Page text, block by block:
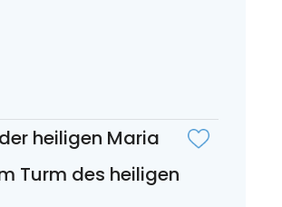
heiligen Maria
Turm des heiligen